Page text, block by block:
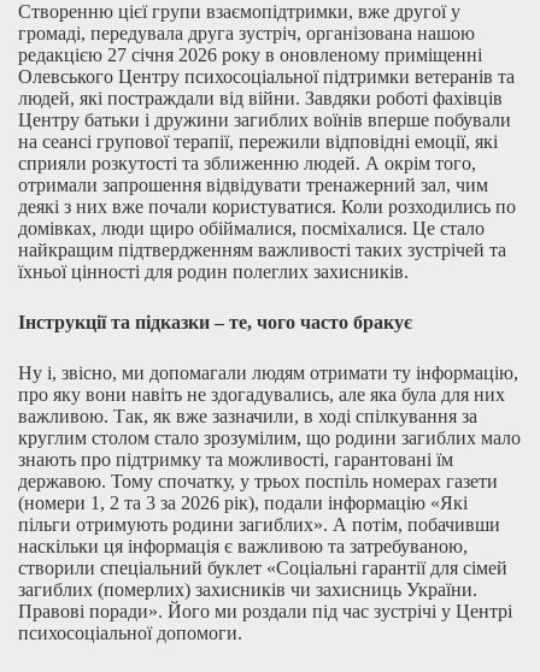
Створенню цієї групи взаємопідтримки, вже другої у
громаді, передувала друга зустріч, організована нашою
редакцією 27 січня 2026 року в оновленому приміщенні
Олевського Центру психосоціальної підтримки ветеранів та
людей, які постраждали від війни. Завдяки роботі фахівців
Центру батьки і дружини загиблих воїнів вперше побували
на сеансі групової терапії, пережили відповідні емоції, які
сприяли розкутості та зближенню людей. А окрім того,
отримали запрошення відвідувати тренажерний зал, чим
деякі з них вже почали користуватися. Коли розходились по
домівках, люди щиро обіймалися, посміхалися. Це стало
найкращим підтвердженням важливості таких зустрічей та
їхньої цінності для родин полеглих захисників.
Інструкції та підказки – те, чого часто бракує
Ну і, звісно, ми допомагали людям отримати ту інформацію,
про яку вони навіть не здогадувались, але яка була для них
важливою. Так, як вже зазначили, в ході спілкування за
круглим столом стало зрозумілим, що родини загиблих мало
знають про підтримку та можливості, гарантовані їм
державою. Тому спочатку, у трьох поспіль номерах газети
(номери 1, 2 та 3 за 2026 рік), подали інформацію «Які
пільги отримують родини загиблих». А потім, побачивши
наскільки ця інформація є важливою та затребуваною,
створили спеціальний буклет «Соціальні гарантії для сімей
загиблих (померлих) захисників чи захисниць України.
Правові поради». Його ми роздали під час зустрічі у Центрі
психосоціальної допомоги.